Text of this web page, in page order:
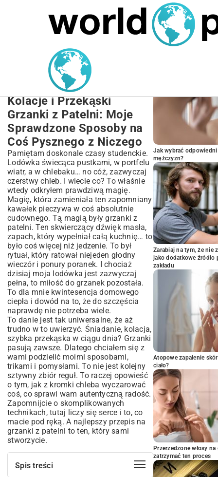
MARIUSZ ŁAMAGA 27.09.2025
Przepis na grzanki z
patelni: Szybkie i
Smaczne Śniadania,
Kolacje i Przekąski
Grzanki z Patelni: Moje
Sprawdzone Sposoby na
Coś Pysznego z Niczego
Pamiętam doskonale czasy studenckie.
Lodówka świecąca pustkami, w portfelu
wiatr, a w chlebaku… no cóż, zazwyczaj
czerstwy chleb. I wiecie co? To właśnie
wtedy odkryłem prawdziwą magię.
Magię, która zamieniała ten zapomniany
kawałek pieczywa w coś absolutnie
cudownego. Tą magią były grzanki z
patelni. Ten skwierczący dźwięk masła,
zapach, który wypełniał całą kuchnię… to
było coś więcej niż jedzenie. To był
rytuał, który ratował niejeden głodny
wieczór i ponury poranek. I chociaż
dzisiaj moja lodówka jest zazwyczaj
pełna, to miłość do grzanek pozostała.
To dla mnie kwintesencja domowego
ciepła i dowód na to, że do szczęścia
naprawdę nie potrzeba wiele.
To danie jest tak uniwersalne, że aż
trudno w to uwierzyć. Śniadanie, kolacja,
szybka przekąska w ciągu dnia? Grzanki
pasują zawsze. Dlatego chciałem się z
wami podzielić moimi sposobami,
trikami i pomysłami. To nie jest kolejny
sztywny zbiór reguł. To raczej opowieść
o tym, jak z kromki chleba wyczarować
coś, co sprawi wam autentyczną radość.
Zapomnijcie o skomplikowanych
technikach, tutaj liczy się serce i to, co
macie pod ręką. A najlepszy przepis na
grzanki z patelni to ten, który sami
stworzycie.
Spis treści
Jak wybrać
mężczyzn?
Zarabiaj na tym, że nie
jako dodatkowe
zakładu
Atopowe zapalenie
ciało?
Przerzedzone włosy
zatrzymać ten proces